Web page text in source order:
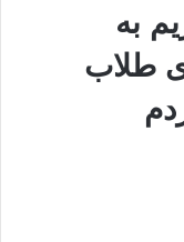
به
طلاب